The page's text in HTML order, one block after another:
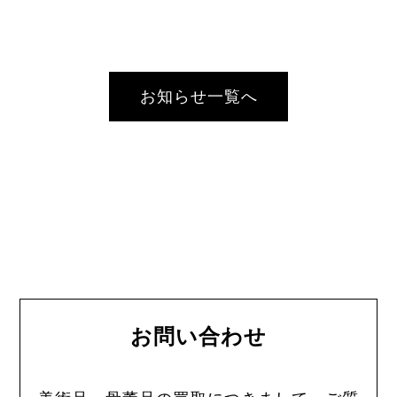
お知らせ一覧へ
お問い合わせ